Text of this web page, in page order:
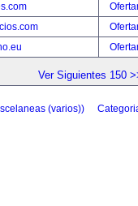
Ver Siguientes 150
(varios))